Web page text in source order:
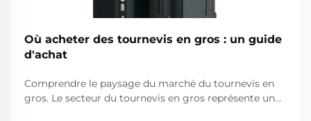
Où acheter des tournevis en gros : un guide
d'achat
Comprendre le paysage du marché du tournevis en
gros. Le secteur du tournevis en gros représente un